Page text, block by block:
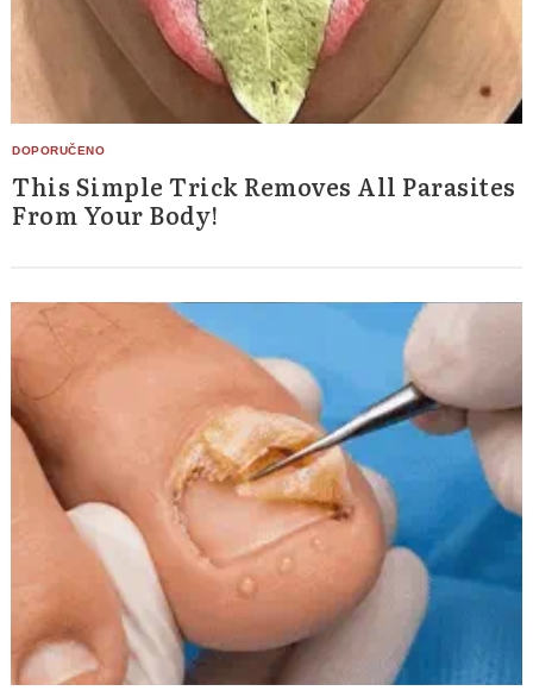
This Simple Trick Removes All Parasites
From Your Body!